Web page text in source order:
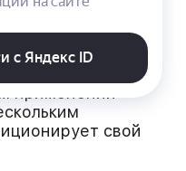
применении
свой